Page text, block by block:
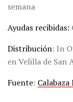
semana
Ayudas recibidas:
Distribución: In
en Velilla de San
Fuente: Calabaza